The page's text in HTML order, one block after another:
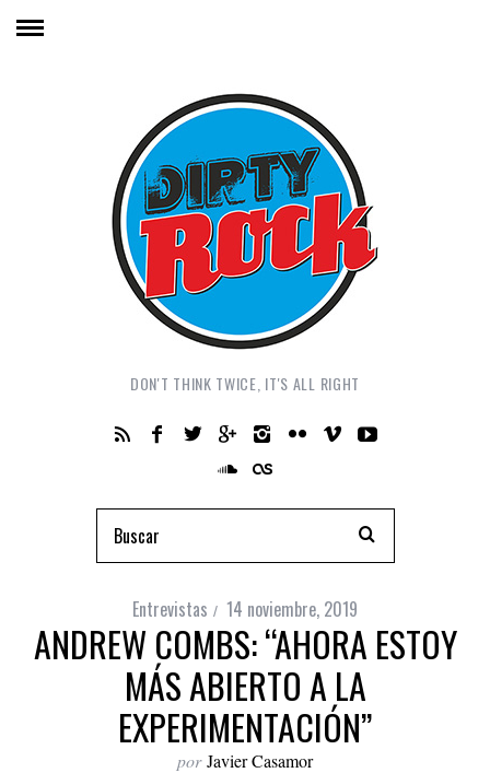
DON'T THINK TWICE, IT'S ALL RIGHT
Entrevistas 14 noviembre, 2019
ANDREW COMBS: “AHORA ESTOY
MÁS ABIERTO A LA
EXPERIMENTACIÓN”
por Javier Casamor